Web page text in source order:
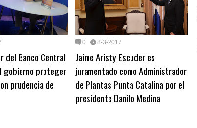
del Banco Central
gobierno proteger
prudencia de
0 8-3-2017
Jaime Aristy Escuder es
juramentado como Administrador
de Plantas Punta Catalina por el
presidente Danilo Medina